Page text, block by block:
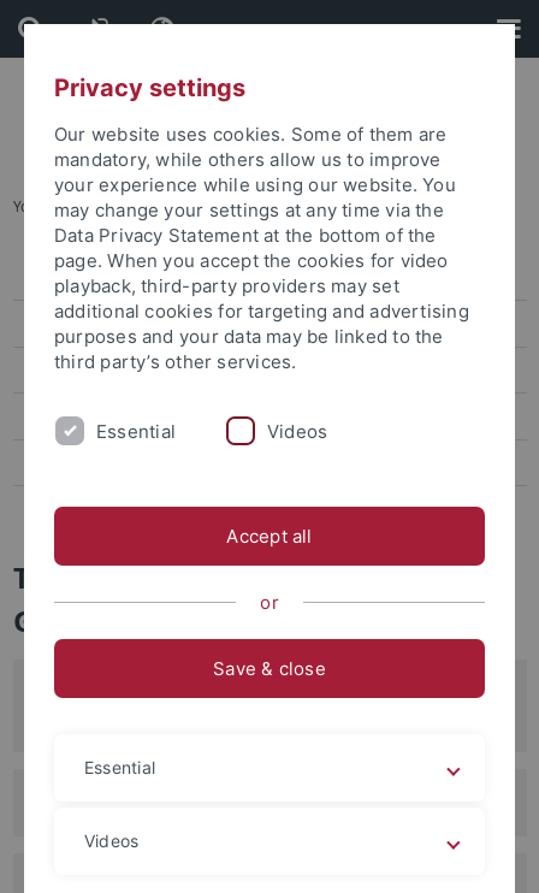
Skip
to
content
Skip
to
footer
You are here: Startseite ... Equity
Policies - Strategien
Service
Förderprogramme
Handlungsfelder
Kontakt Team Equity
Termine und Meldungen aus der
Gleichstellung
„Sexualisierte Belästigung,Diskriminierung und Gewalt
Privacy settings
Our website uses cookies. Some of them are
mandatory, while others allow us to improve
your experience while using our website. You
may change your settings at any time via the
Data Privacy Statement at the bottom of the
page. When you accept the cookies for video
playback, third-party providers may set
additional cookies for targeting and advertising
purposes and your data may be linked to the
third party’s other services.
Essential Videos
Accept all
or
Save & close
Essential
Videos